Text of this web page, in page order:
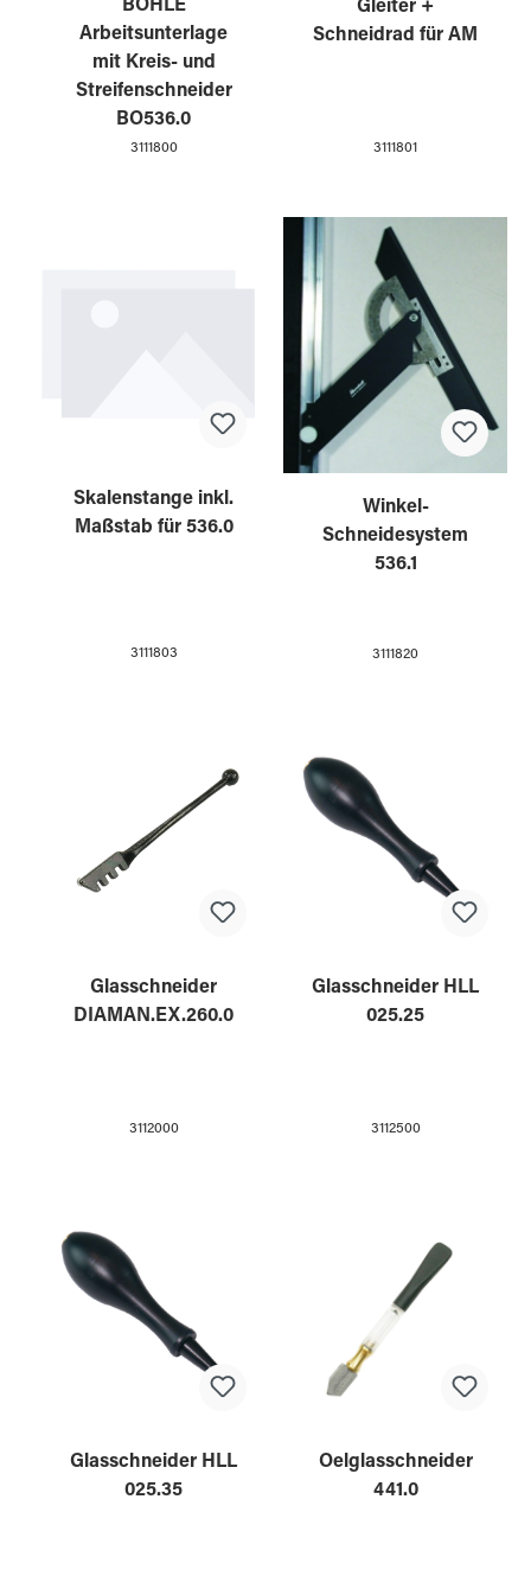
BOHLE
Arbeitsunterlage
mit Kreis- und
Streifenschneider
BO536.0
3111800
Gleiter +
Schneidrad für AM
3111801
Skalenstange inkl.
Maßstab für 536.0
3111803
Winkel-
Schneidesystem
536.1
3111820
Glasschneider
DIAMAN.EX.260.0
3112000
Glasschneider HLL
025.25
3112500
Glasschneider HLL
025.35
Oelglasschneider
441.0